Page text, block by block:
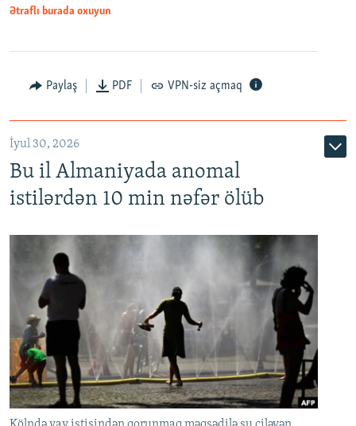
Ətraflı burada oxuyun
Paylaş PDF VPN-siz açmaq
İyul 30, 2026
Bu il Almaniyada anomal
istilərdən 10 min nəfər ölüb